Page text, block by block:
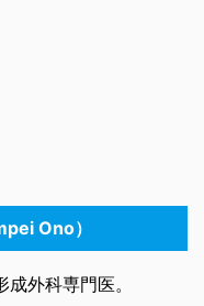
Ono）
外科専門医。